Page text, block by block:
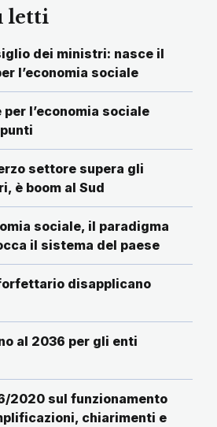
letti
dei ministri: nasce il
l’economia sociale
l’economia sociale
settore supera gli
è boom al Sud
sociale, il paradigma
il sistema del paese
disapplicano
al 2036 per gli enti
2020 sul funzionamento
chiarimenti e